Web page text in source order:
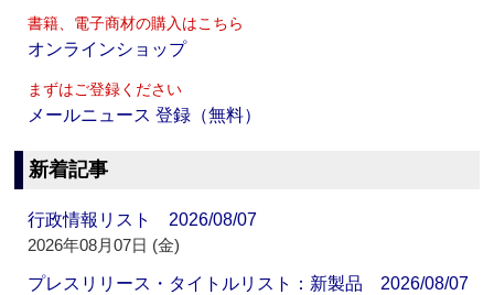
書籍、電子商材の購入はこちら
オンラインショップ
まずはご登録ください
メールニュース 登録（無料）
新着記事
行政情報リスト 2026/08/07
2026年08月07日 (金)
プレスリリース・タイトルリスト：新製品 2026/08/07